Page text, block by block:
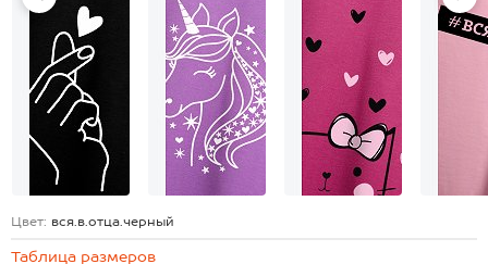
Цвет: вся.в.отца.черный
Таблица размеров